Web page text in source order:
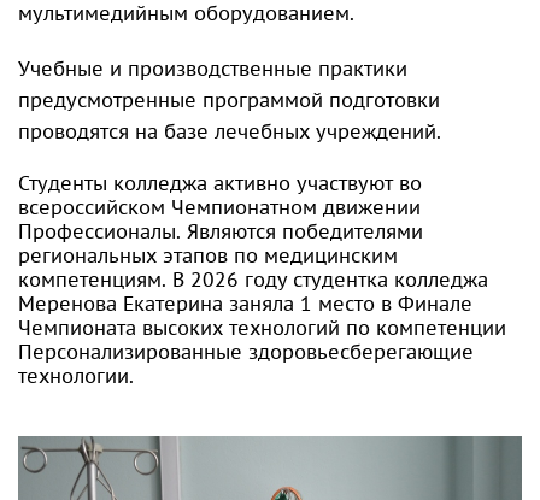
мультимедийным оборудованием.
Учебные и производственные практики
предусмотренные программой подготовки
проводятся на базе лечебных учреждений.
Студенты колледжа активно участвуют во
всероссийском Чемпионатном движении
Профессионалы. Являются победителями
региональных этапов по медицинским
компетенциям. В 2026 году студентка колледжа
Меренова Екатерина заняла 1 место в Финале
Чемпионата высоких технологий по компетенции
Персонализированные здоровьесберегающие
технологии.